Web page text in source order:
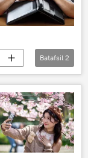
Batafsil 2